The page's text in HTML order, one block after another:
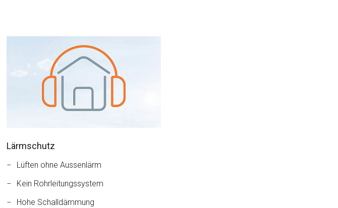
Lärmschutz
Lüften ohne Aussenlärm
Kein Rohrleitungssystem
Hohe Schalldämmung